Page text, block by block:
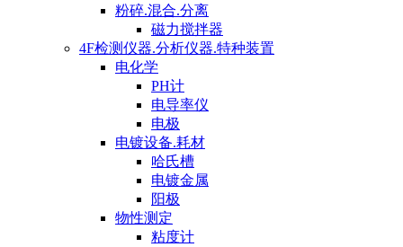
粉碎.混合.分离
磁力搅拌器
4F检测仪器.分析仪器.特种装置
电化学
PH计
电导率仪
电极
电镀设备.耗材
哈氏槽
电镀金属
阳极
物性测定
粘度计